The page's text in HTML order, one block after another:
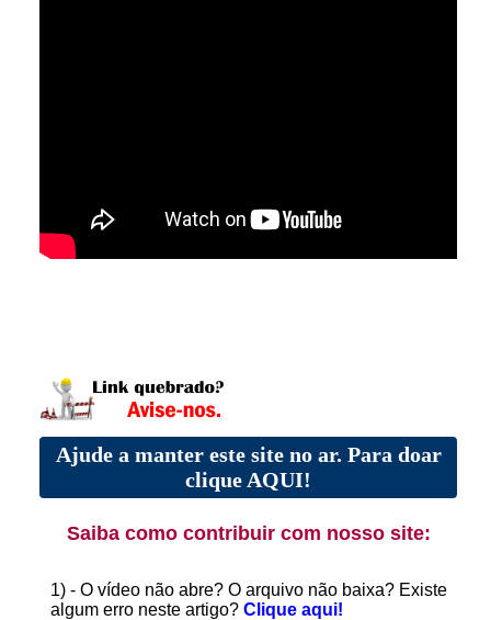
Ajude a manter este site no ar. Para doar
clique AQUI!
Saiba como contribuir com nosso site:
1) - O vídeo não abre? O arquivo não baixa? Existe
algum erro neste artigo? Clique aqui!